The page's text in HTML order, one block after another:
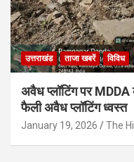
उत्तराखंड ताजा खबरें विविध
अवैध प्लॉटिंग पर MDDA
फैली अवैध प्लॉटिंग ध्वस्त
January 19, 2026 The